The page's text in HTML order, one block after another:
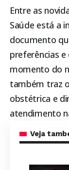
Entre as
Saúde está a
documento
preferências e
momento do
também traz
obstétrica e
atendimento
Veja